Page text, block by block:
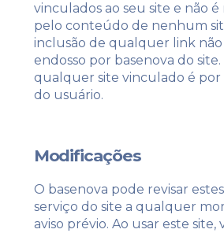
vinculados ao seu site e não é
pelo conteúdo de nenhum
inclusão de qualquer link não
endosso por basenova do
qualquer site vinculado é por
do usuário.
Modificações
O basenova pode revisar
serviço do site a qualquer
aviso prévio. Ao usar este site,